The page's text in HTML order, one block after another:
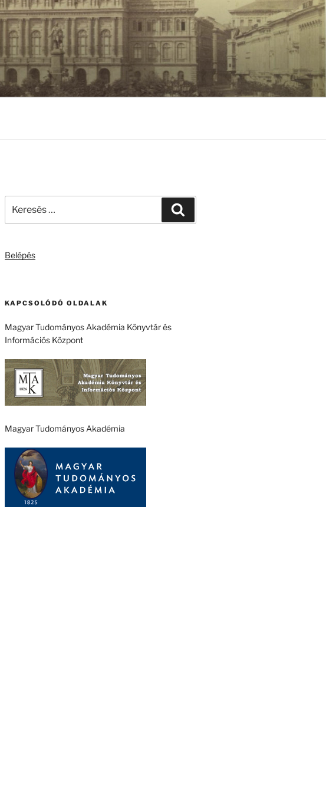
következő
Belépés
KAPCSOLÓDÓ OLDALAK
Magyar Tudományos Akadémia Könyvtár és
Információs Központ
Magyar Tudományos Akadémia